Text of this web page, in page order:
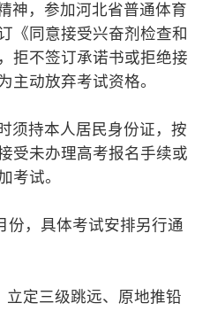
神，参加河北省普通体育
《同意接受兴奋剂检查和
拒不签订承诺书或拒绝接
主动放弃考试资格。
须持本人居民身份证，按
受未办理高考报名手续或
考试。
，具体考试安排另行通
定三级跳远、原地推铅